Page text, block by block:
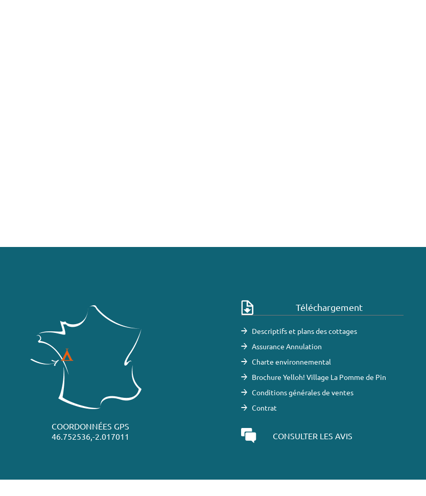
COORDONNÉES GPS
46.752536,-2.017011
Téléchargement
Descriptifs et plans des cottages
Assurance Annulation
Charte environnemental
Brochure Yelloh! Village La Pomme de Pin
Conditions générales de ventes
Contrat
CONSULTER LES AVIS